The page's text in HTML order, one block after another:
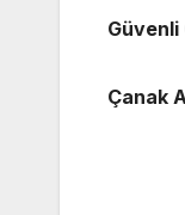
Güvenli
Çanak